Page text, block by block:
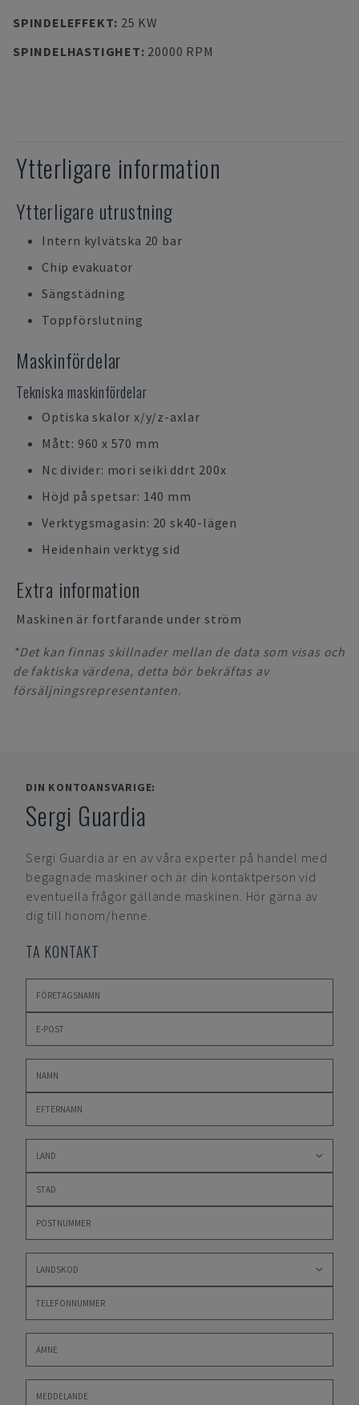
SPINDELEFFEKT: 25 KW
SPINDELHASTIGHET: 20000 RPM
Ytterligare information
Ytterligare utrustning
Intern kylvätska 20 bar
Chip evakuator
Sängstädning
Toppförslutning
Maskinfördelar
Tekniska maskinfördelar
Optiska skalor x/y/z-axlar
Mått: 960 x 570 mm
Nc divider: mori seiki ddrt 200x
Höjd på spetsar: 140 mm
Verktygsmagasin: 20 sk40-lägen
Heidenhain verktyg sid
Extra information
Maskinen är fortfarande under ström
*Det kan finnas skillnader mellan de data som visas och
de faktiska värdena, detta bör bekräftas av
försäljningsrepresentanten.
DIN KONTOANSVARIGE:
Sergi Guardia
Sergi Guardia är en av våra experter på handel med
begagnade maskiner och är din kontaktperson vid
eventuella frågor gällande maskinen. Hör gärna av
dig till honom/henne.
TA KONTAKT